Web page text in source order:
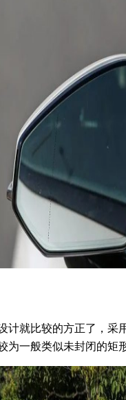
计就比较的方正了，采
为一般类似未封闭的矩形